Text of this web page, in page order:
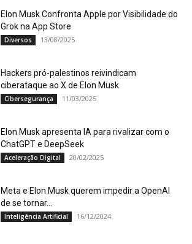
Elon Musk Confronta Apple por Visibilidade do
Grok na App Store
Diversos 13/08/2025
Hackers pró-palestinos reivindicam
ciberataque ao X de Elon Musk
Cibersegurança 11/03/2025
Elon Musk apresenta IA para rivalizar com o
ChatGPT e DeepSeek
Aceleração Digital 20/02/2025
Meta e Elon Musk querem impedir a OpenAI
de se tornar...
Inteligência Artificial 16/12/2024